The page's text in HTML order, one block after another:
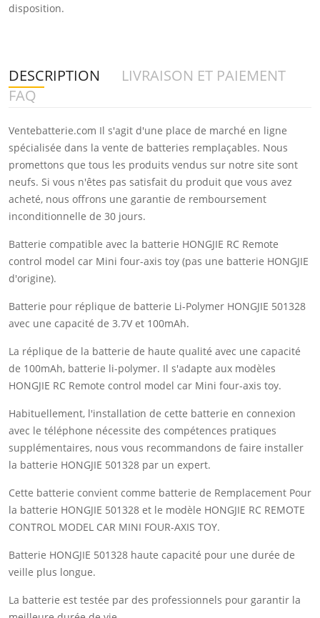
disposition.
DESCRIPTION
LIVRAISON ET PAIEMENT
FAQ
Ventebatterie.com Il s'agit d'une place de marché en ligne
spécialisée dans la vente de batteries remplaçables. Nous
promettons que tous les produits vendus sur notre site sont
neufs. Si vous n'êtes pas satisfait du produit que vous avez
acheté, nous offrons une garantie de remboursement
inconditionnelle de 30 jours.
Batterie compatible avec la batterie HONGJIE RC Remote
control model car Mini four-axis toy (pas une batterie HONGJIE
d'origine).
Batterie pour réplique de batterie Li-Polymer HONGJIE 501328
avec une capacité de 3.7V et 100mAh.
La réplique de la batterie de haute qualité avec une capacité
de 100mAh, batterie li-polymer. Il s'adapte aux modèles
HONGJIE RC Remote control model car Mini four-axis toy.
Habituellement, l'installation de cette batterie en connexion
avec le téléphone nécessite des compétences pratiques
supplémentaires, nous vous recommandons de faire installer
la batterie HONGJIE 501328 par un expert.
Cette batterie convient comme batterie de Remplacement Pour
la batterie HONGJIE 501328 et le modèle HONGJIE RC REMOTE
CONTROL MODEL CAR MINI FOUR-AXIS TOY.
Batterie HONGJIE 501328 haute capacité pour une durée de
veille plus longue.
La batterie est testée par des professionnels pour garantir la